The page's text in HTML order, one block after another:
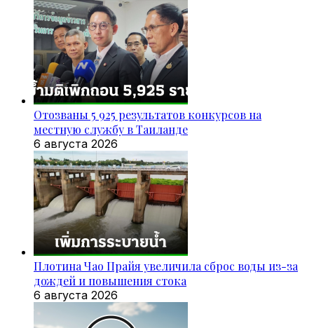
Отозваны 5 925 результатов конкурсов на
местную службу в Таиланде
6 августа 2026
Плотина Чао Прайя увеличила сброс воды из-за
дождей и повышения стока
6 августа 2026